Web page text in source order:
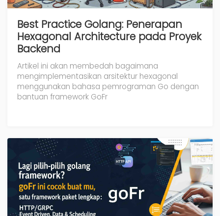
Best Practice Golang: Penerapan
Hexagonal Architecture pada Proyek
Backend
Artikel ini akan membedah bagaimana
mengimplementasikan arsitektur hexagonal
menggunakan bahasa pemrograman Go dengan
bantuan framework GoFr